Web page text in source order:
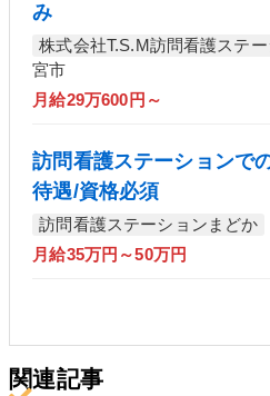
み
株式会社T.S.M訪問看護ステ
宮市
月給29万600円～
訪問看護ステーションで
待遇/資格必須
訪問看護ステーションまどか
月給35万円～50万円
関連記事